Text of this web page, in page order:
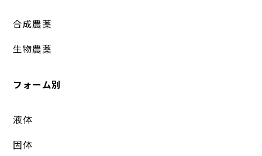
合成農薬
生物農薬
フォーム別
液体
固体